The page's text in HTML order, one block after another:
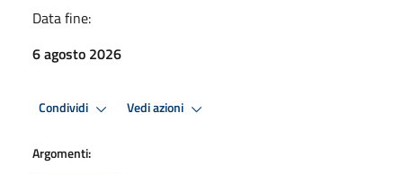
Data fine:
6 agosto 2026
Condividi Vedi azioni
Argomenti: